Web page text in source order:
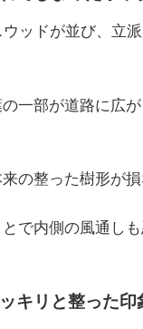
ッドが並び、立
一部が道路に広
の整った樹形が損
で内側の風通し
キリと整った印